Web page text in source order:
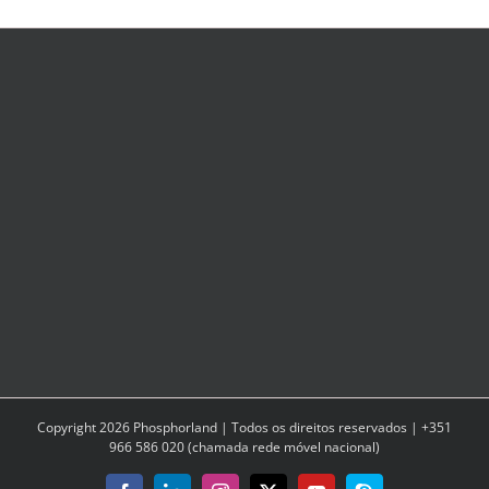
Copyright2026 Phosphorland | Todos os direitos reservados | +351
966 586 020 (chamada rede móvel nacional)